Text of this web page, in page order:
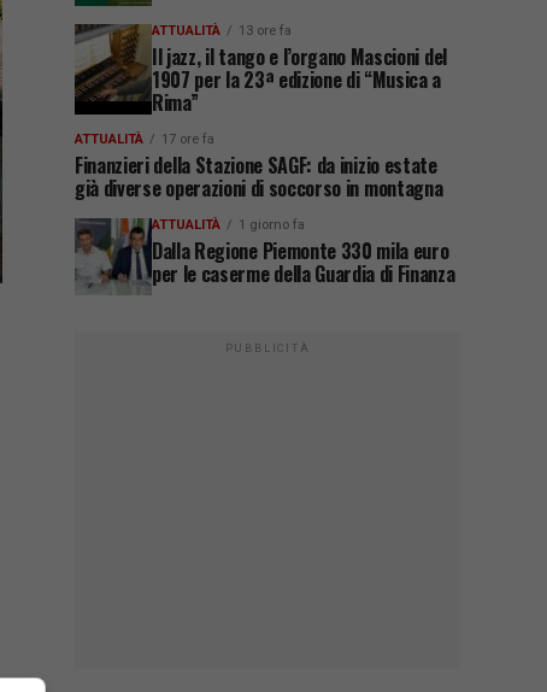
ATTUALITÀ 13 ore fa
Il jazz, il tango e l’organo Mascioni del
1907 per la 23ª edizione di “Musica a
Rima”
ATTUALITÀ 17 ore fa
Finanzieri della Stazione SAGF: da inizio estate
già diverse operazioni di soccorso in montagna
ATTUALITÀ 1 giorno fa
Dalla Regione Piemonte 330 mila euro
per le caserme della Guardia di Finanza
PUBBLICITÀ